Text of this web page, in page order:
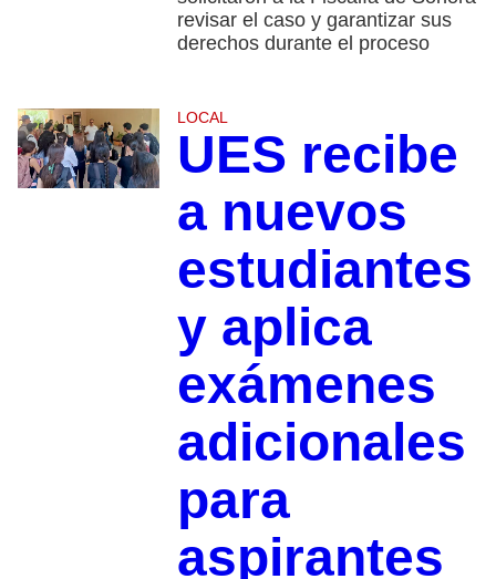
revisar el caso y garantizar sus
derechos durante el proceso
LOCAL
UES recibe
a nuevos
estudiantes
y aplica
exámenes
adicionales
para
aspirantes